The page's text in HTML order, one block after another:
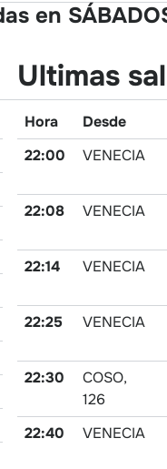
en
Ultimas
Hora
Desde
22:00
VENECIA
22:08 VENECIA
22:14 VENECIA
22:25 VENECIA
22:30
COSO,
126
22:40
VENECIA